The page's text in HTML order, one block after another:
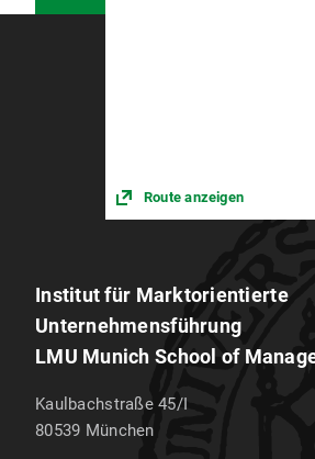
Route anzeigen
Institut für Marktorientierte
Unternehmensführung
LMU Munich School of
Kaulbachstraße 45/I
80539 München